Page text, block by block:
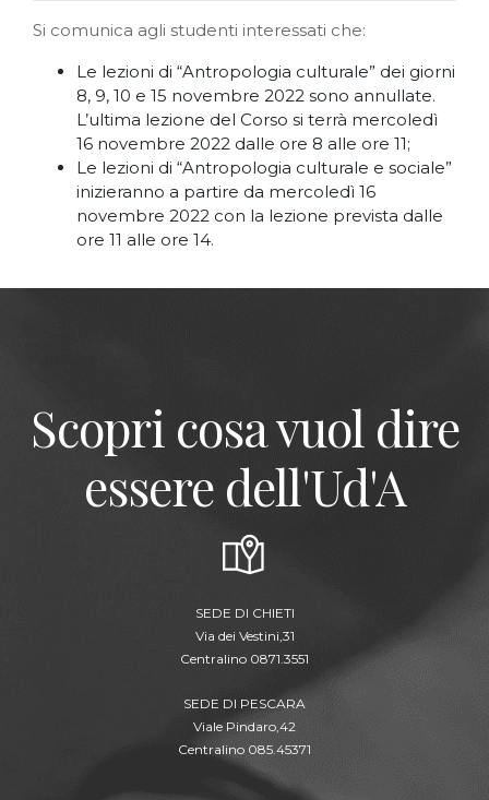
Si comunica agli studenti interessati che:
Le lezioni di “Antropologia culturale” dei giorni
8, 9, 10 e 15 novembre 2022 sono annullate.
L’ultima lezione del Corso si terrà mercoledì
16 novembre 2022 dalle ore 8 alle ore 11;
Le lezioni di “Antropologia culturale e sociale”
inizieranno a partire da mercoledì 16
novembre 2022 con la lezione prevista dalle
ore 11 alle ore 14.
Scopri cosa vuol dire
essere dell'Ud'A
SEDE DI CHIETI
Via dei Vestini,31
Centralino 0871.3551
SEDE DI PESCARA
Viale Pindaro,42
Centralino 085.45371